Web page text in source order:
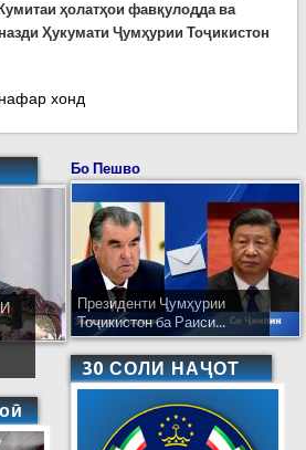
ҳолатҳои фавқулодда ва
Ҳукумати Ҷумҳурии Тоҷикистон
сесолае, ки бо гуноҳи волидон нопадид
хонд
Бо Пешво
Президенти Ҷумҳурии
Тоҷикистон ба Раиси...
30 СОЛИ НАҶОТ